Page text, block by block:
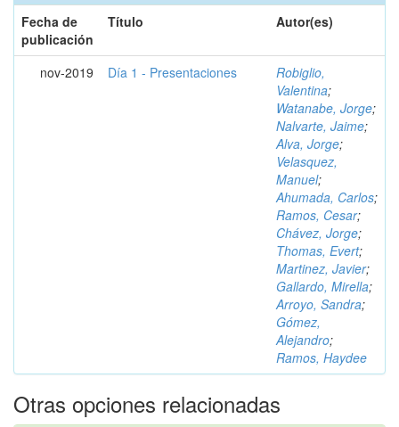
Fecha de
publicación
Título Autor(es)
nov-2019 Día 1 - Presentaciones
Robiglio,
Valentina;
Watanabe, Jorge;
Nalvarte, Jaime;
Alva, Jorge;
Velasquez,
Manuel;
Ahumada, Carlos;
Ramos, Cesar;
Chávez, Jorge;
Thomas, Evert;
Martinez, Javier;
Gallardo, Mirella;
Arroyo, Sandra;
Gómez,
Alejandro;
Ramos, Haydee
Otras opciones relacionadas